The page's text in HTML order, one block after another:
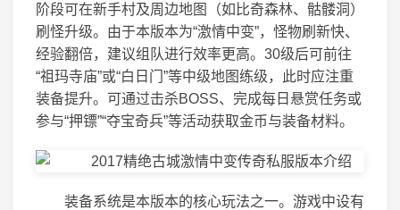
阶段可在新手村及周边地图（如比奇森林、骷髅洞）
刷怪升级。由于本版本为“激情中变”，怪物刷新快、
经验翻倍，建议组队进行效率更高。30级后可前往
“祖玛寺庙”或“白日门”等中级地图练级，此时应注重
装备提升。可通过击杀BOSS、完成每日悬赏任务或
参与“押镖”“夺宝奇兵”等活动获取金币与装备材料。
装备系统是本版本的核心玩法之一。游戏中设有